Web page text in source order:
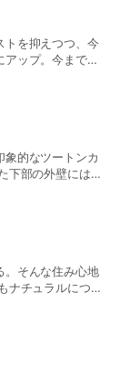
トを抑えつつ、今
アップ。今までの
的なツートンカ
下部の外壁には温
。そんな住み心地
ナチュラルにつな